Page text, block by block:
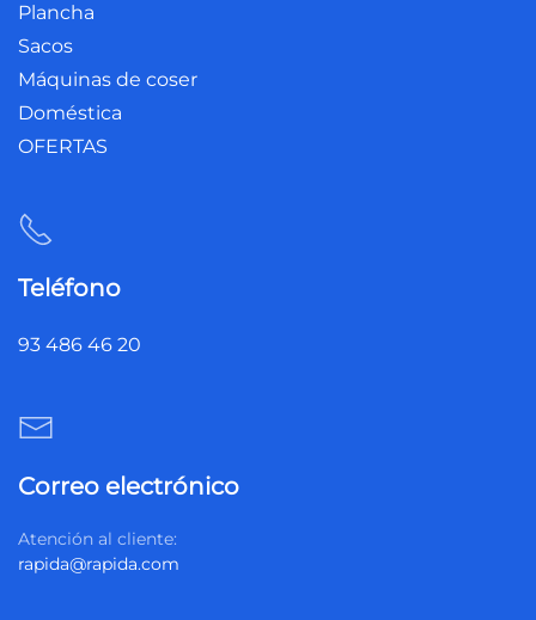
Plancha
Sacos
Máquinas de coser
Doméstica
OFERTAS
Teléfono
93 486 46 20
Correo electrónico
Atención al cliente:
rapida@rapida.com